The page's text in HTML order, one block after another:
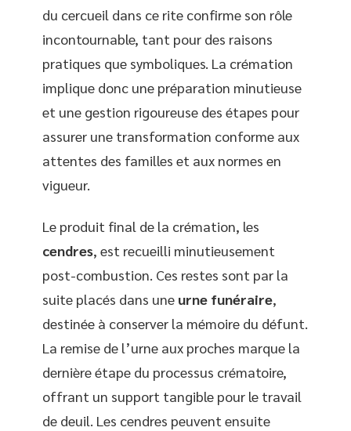
du cercueil dans ce rite confirme son rôle
incontournable, tant pour des raisons
pratiques que symboliques. La crémation
implique donc une préparation minutieuse
et une gestion rigoureuse des étapes pour
assurer une transformation conforme aux
attentes des familles et aux normes en
vigueur.
Le produit final de la crémation, les
cendres, est recueilli minutieusement
post-combustion. Ces restes sont par la
suite placés dans une urne funéraire,
destinée à conserver la mémoire du défunt.
La remise de l’urne aux proches marque la
dernière étape du processus crématoire,
offrant un support tangible pour le travail
de deuil. Les cendres peuvent ensuite